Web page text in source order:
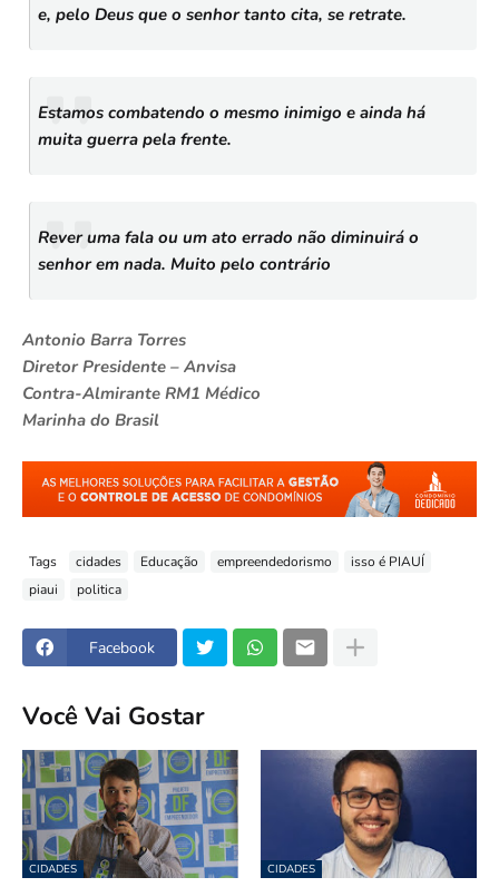
e, pelo Deus que o senhor tanto cita, se retrate.
Estamos combatendo o mesmo inimigo e ainda há
muita guerra pela frente.
Rever uma fala ou um ato errado não diminuirá o
senhor em nada. Muito pelo contrário
Antonio Barra Torres
Diretor Presidente – Anvisa
Contra-Almirante RM1 Médico
Marinha do Brasil
Tags cidades Educação empreendedorismo
isso é PIAUÍ
piaui
politica
Facebook
Você Vai Gostar
CIDADES CIDADES